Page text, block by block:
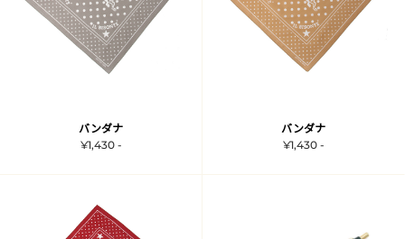
バンダナ
¥1,430 -
バンダナ
¥1,430 -